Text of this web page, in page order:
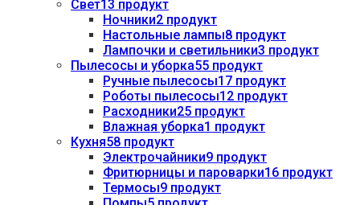
Свет13 продукт
Ночники2 продукт
Настольные лампы8 продукт
Лампочки и светильники3 продукт
Пылесосы и уборка55 продукт
Ручные пылесосы17 продукт
Роботы пылесосы12 продукт
Расходники25 продукт
Влажная уборка1 продукт
Кухня58 продукт
Электрочайники9 продукт
Фритюрницы и пароварки16 продукт
Термосы9 продукт